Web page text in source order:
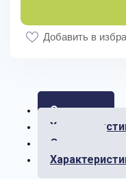
Добавить в
Описание
Отзывы